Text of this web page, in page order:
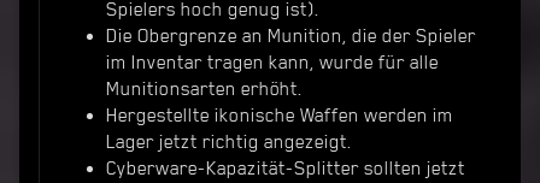
Spielers hoch genug ist).
Die Obergrenze an Munition, die der Spieler
im Inventar tragen kann, wurde für alle
Munitionsarten erhöht.
Hergestellte ikonische Waffen werden im
Lager jetzt richtig angezeigt.
Cyberware-Kapazität-Splitter sollten jetzt